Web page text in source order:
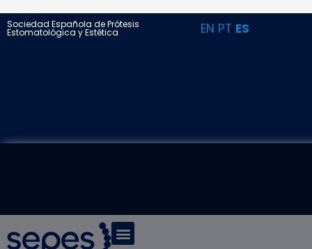
Sociedad Española de Prótesis
Estomatológica y Estética EN PT ES